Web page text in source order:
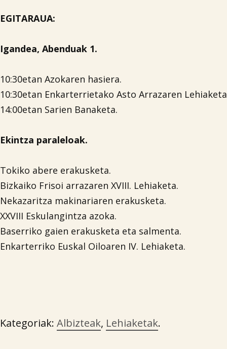
EGITARAUA:
Igandea, Abenduak 1.
10:30etan Azokaren hasiera.
10:30etan Enkarterrietako Asto Arrazaren
14:00etan Sarien Banaketa.
Ekintza paraleloak.
Tokiko abere erakusketa.
Bizkaiko Frisoi arrazaren XVIII. Lehiaketa.
Nekazaritza makinariaren erakusketa.
XXVIII Eskulangintza azoka.
Baserriko gaien erakusketa eta salmenta.
Enkarterriko Euskal Oiloaren IV. Lehiaketa.
Kategoriak: Albizteak, Lehiaketak.